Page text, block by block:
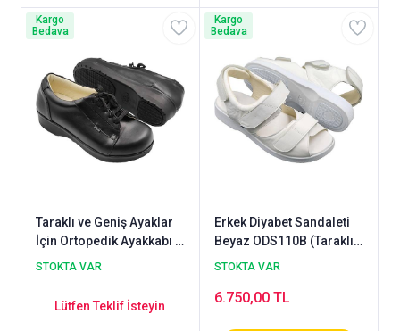
Taraklı ve Geniş Ayaklar
İçin Ortopedik Ayakkabı -
ODDG06S
STOKTA VAR
Lütfen Teklif İsteyin
Kargo
Bedava
Erkek Diyabet Sandaleti
Beyaz ODS110B (Taraklı,
Şiş ve Ödemli Ayaklara)
STOKTA VAR
6.750,00 TL
Kargo
Bedava